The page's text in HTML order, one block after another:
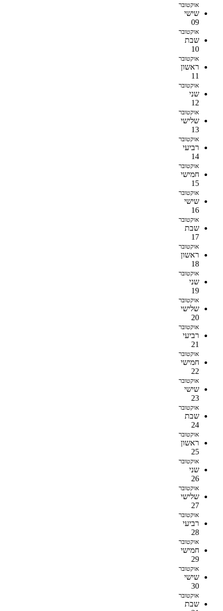
אוקטובר
שישי
09
אוקטובר
שבת
10
אוקטובר
ראשון
11
אוקטובר
שני
12
אוקטובר
שלישי
13
אוקטובר
רביעי
14
אוקטובר
חמישי
15
אוקטובר
שישי
16
אוקטובר
שבת
17
אוקטובר
ראשון
18
אוקטובר
שני
19
אוקטובר
שלישי
20
אוקטובר
רביעי
21
אוקטובר
חמישי
22
אוקטובר
שישי
23
אוקטובר
שבת
24
אוקטובר
ראשון
25
אוקטובר
שני
26
אוקטובר
שלישי
27
אוקטובר
רביעי
28
אוקטובר
חמישי
29
אוקטובר
שישי
30
אוקטובר
שבת